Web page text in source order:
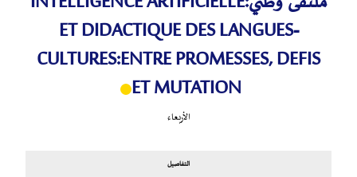
ET DIDACTIQUE DES LANGUES-
CULTURES:ENTRE PROMESSES, DEFIS
ET MUTATION
الأربعاء
التفاصيل